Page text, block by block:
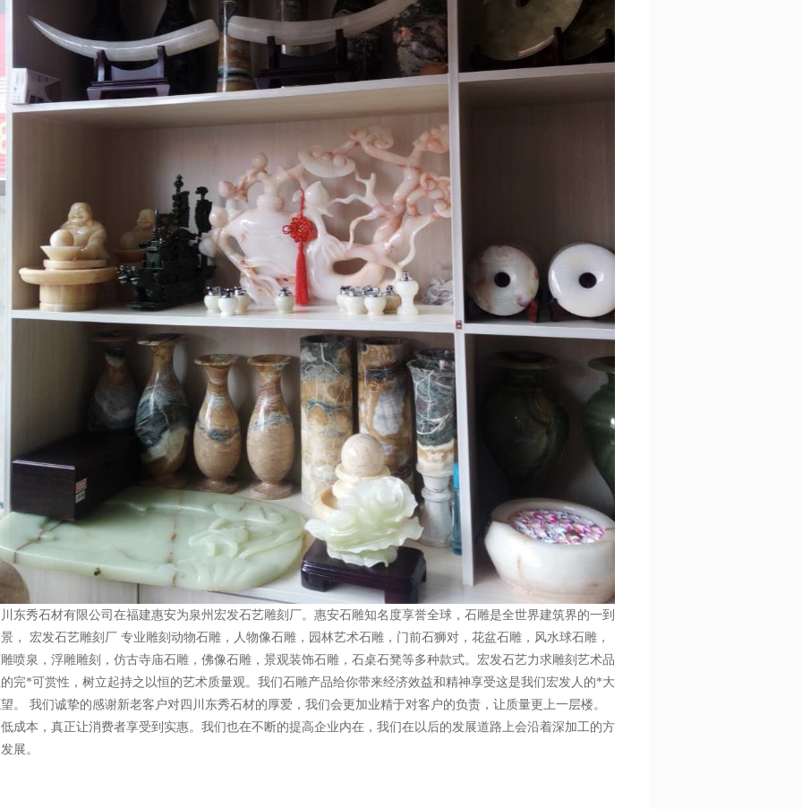
东秀石材有限公司在福建惠安为泉州宏发石艺雕刻厂。惠安石雕知名度享誉全球，石雕是全世界建筑界的一到
， 宏发石艺雕刻厂 专业雕刻动物石雕，人物像石雕，园林艺术石雕，门前石狮对，花盆石雕，风水球石雕，
喷泉，浮雕雕刻，仿古寺庙石雕，佛像石雕，景观装饰石雕，石桌石凳等多种款式。宏发石艺力求雕刻艺术品
完*可赏性，树立起持之以恒的艺术质量观。我们石雕产品给你带来经济效益和精神享受这是我们宏发人的*大
。 我们诚挚的感谢新老客户对四川东秀石材的厚爱，我们会更加业精于对客户的负责，让质量更上一层楼。
成本，真正让消费者享受到实惠。我们也在不断的提高企业内在，我们在以后的发展道路上会沿着深加工的方
展。